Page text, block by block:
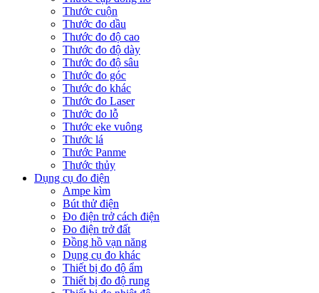
Thước cuộn
Thước đo dầu
Thước đo độ cao
Thước đo độ dày
Thước đo độ sâu
Thước đo góc
Thước đo khác
Thước đo Laser
Thước đo lỗ
Thước eke vuông
Thước lá
Thước Panme
Thước thủy
Dụng cụ đo điện
Ampe kìm
Bút thử điện
Đo điện trở cách điện
Đo điện trở đất
Đồng hồ vạn năng
Dụng cụ đo khác
Thiết bị đo độ ẩm
Thiết bị đo độ rung